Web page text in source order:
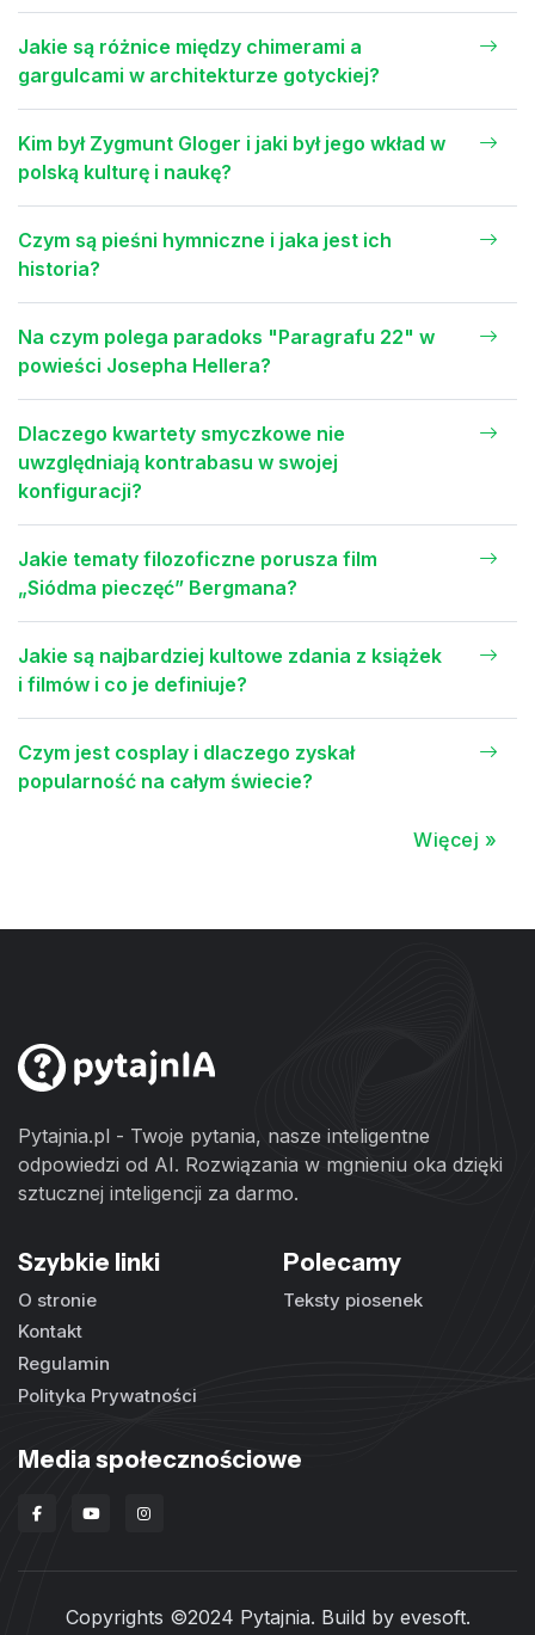
Jakie są różnice między chimerami a
gargulcami w architekturze gotyckiej?
Kim był Zygmunt Gloger i jaki był jego wkład w
polską kulturę i naukę?
Czym są pieśni hymniczne i jaka jest ich
historia?
Na czym polega paradoks "Paragrafu 22" w
powieści Josepha Hellera?
Dlaczego kwartety smyczkowe nie
uwzględniają kontrabasu w swojej
konfiguracji?
Jakie tematy filozoficzne porusza film
„Siódma pieczęć” Bergmana?
Jakie są najbardziej kultowe zdania z książek
i filmów i co je definiuje?
Czym jest cosplay i dlaczego zyskał
popularność na całym świecie?
Więcej »
Pytajnia.pl - Twoje pytania, nasze inteligentne
odpowiedzi od AI. Rozwiązania w mgnieniu oka dzięki
sztucznej inteligencji za darmo.
Szybkie linki
O stronie
Kontakt
Regulamin
Polityka Prywatności
Polecamy
Teksty piosenek
Media społecznościowe
Copyrights ©2024 Pytajnia. Build by evesoft.